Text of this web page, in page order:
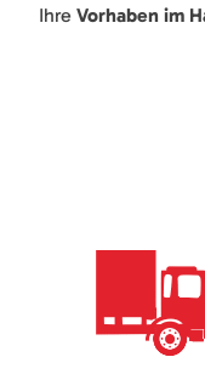
Ihre Vorhaben im